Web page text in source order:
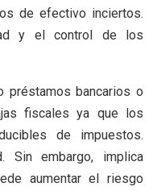
de efectivo inciertos.
y el control de los
préstamos bancarios o
fiscales ya que los
de impuestos.
Sin embargo, implica
aumentar el riesgo